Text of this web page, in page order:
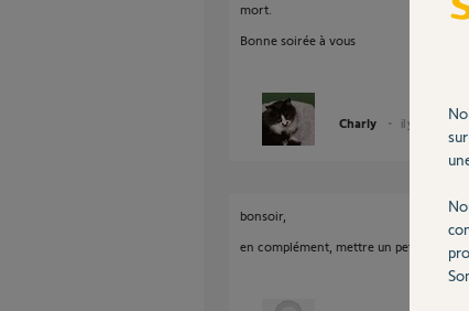
mort.
Bonne soirée à vous
Charly il y a plus
bonsoir,
en complément, mettre un petit capteur